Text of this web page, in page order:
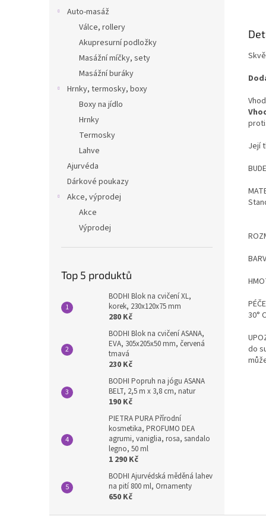
Auto-masáž
Válce, rollery
Akupresurní podložky
Masážní míčky, sety
Masážní buráky
Hrnky, termosky, boxy
Boxy na jídlo
Hrnky
Termosky
Lahve
Ajurvéda
Dárkové poukazy
Akce, výprodej
Akce
Výprodej
Top 5 produktů
BODHI Blok na cvičení XL,
korek, 230x120x75 mm
280 Kč
BODHI Blok na cvičení ASANA,
EVA, 305x205x50 mm, červená
tmavá
230 Kč
BODHI Popruh na jógu ASANA
BELT, 2,5 m x 3,8 cm, natur
190 Kč
PIETRA PURA Přírodní
kosmetika, PROFUMO DEA
agrumi, vaniglia, rosa, sandalo
legno, 50 ml
1 290 Kč
BODHI Ajurvédská měděná lahev
na pití 800 ml, Ornamenty
650 Kč
Její
30°
do